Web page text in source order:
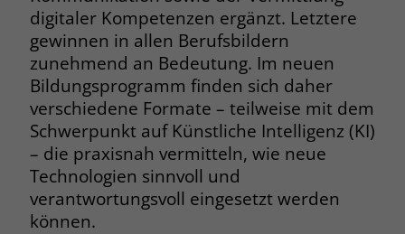
digitaler Kompetenzen ergänzt. Letztere
gewinnen in allen Berufsbildern
zunehmend an Bedeutung. Im neuen
Bildungsprogramm finden sich daher
verschiedene Formate – teilweise mit dem
Schwerpunkt auf Künstliche Intelligenz (KI)
– die praxisnah vermitteln, wie neue
Technologien sinnvoll und
verantwortungsvoll eingesetzt werden
können.
Zweck
Behält die Zustimmung des Benutzers
zum Cookie Opt-In
Name __cf_bm
Anbieter .fonts.net
Laufzeit 30 Minuten
Zweck
This cookie, set by Cloudflare, is used to
Zweck
zu speichern und in einer einzigen
Sitzungsaufzeichnung
zusammenzufassen.
Name _gcl_au
Anbieter Google Ads
Laufzeit 90 Tage
Zweck